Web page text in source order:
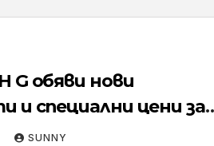
G обяви нови
и специални цени за
PLAY DAYS 2025
SUNNY